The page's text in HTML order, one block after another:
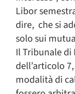
Libor
dire, che si
solo sui
Il Tribunale
dell’articolo
modalità di